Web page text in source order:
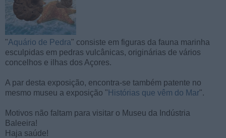
"Aquário de Pedra" consiste em figuras da fauna marinha
esculpidas em pedras vulcânicas, originárias de vários
concelhos e ilhas dos Açores.
A par desta exposição, encontra-se também patente no
mesmo museu a exposição " Histórias que vêm do Mar".
Motivos não faltam para visitar o Museu da Indústria
Baleeira!
Haja saúde!